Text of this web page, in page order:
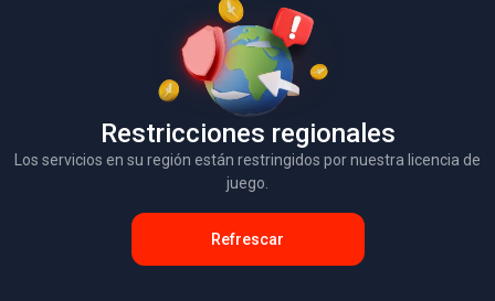
Restricciones regionales
Los servicios en su región están restringidos por nuestra licencia de
juego.
Refrescar